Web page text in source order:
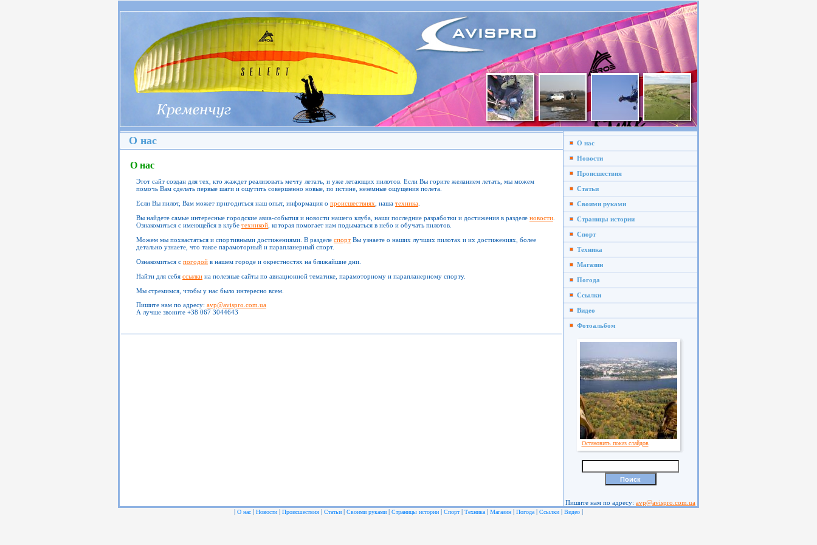
О нас
О нас
Этот сайт создан для тех, кто жаждет реализовать мечту летать, и уже летающих пилотов. Если Вы горите желанием летать, мы можем
помочь Вам сделать первые шаги и ощутить совершенно новые, по истине, неземные ощущения полета.
Если Вы пилот, Вам может пригодиться наш опыт, информация о происшествиях , наша техника
Вы найдете самые интересные городские авиа-события и новости нашего клуба, наши последние разработки и достижения в разделе новости
Ознакомиться с имеющейся в клубе техникой , которая помогает нам подыматься в небо и обучать пилотов.
Можем мы похвастаться и спортивными достижениями. В разделе спорт Вы узнаете о наших лучших пилотах и их достижениях, более
детально узнаете, что такое парамоторный и парапланерный спорт.
Ознакомиться с погодой в нашем городе и окрестностях на ближайшие дни.
Найти для себя ссылки на полезные сайты по авиационной тематике, парамоторному и парапланерному спорту.
Мы стремимся, чтобы у нас было интересно всем.
Пишите нам по адресу: avp@avispro.com.ua
А лучше звоните +38 067 3044643
О нас
Новости
Происшествия
Статьи
Своими руками
Страницы истории
Спорт
Техника
Магазин
Погода
Ссылки
Видео
Фотоальбом
Остановить показ слайдов
Пишите нам по адресу: avp@avispro.com.ua
| О нас | Новости | Происшествия | Статьи | Своими руками | Страницы истории | Спорт| Техника | Магазин | Погода | Ссылки | Видео |